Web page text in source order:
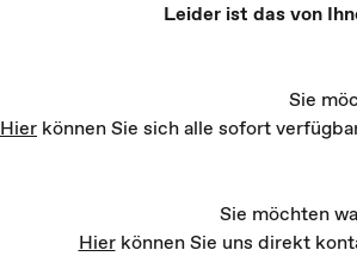
Leider ist das von
Sie
Hier können Sie sich alle sofort
Sie möchten
Hier können Sie uns direkt